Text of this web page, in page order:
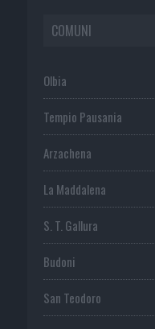
COMUNI
Olbia
Tempio Pausania
Arzachena
La Maddalena
S. T. Gallura
Budoni
San Teodoro